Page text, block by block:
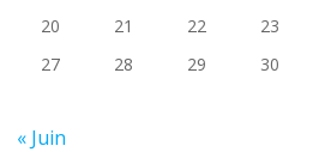
20 21 22
23
27 28 29
30
« Juin